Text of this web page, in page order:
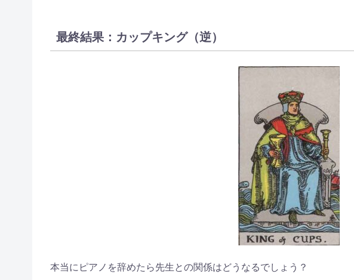
最終結果：カップキング（逆）
本当にピアノを辞めたら先生との関係はどうなるでしょう？